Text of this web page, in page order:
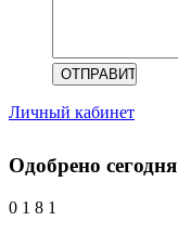
Личный кабинет
Одобрено сегодня
0 1 8 1